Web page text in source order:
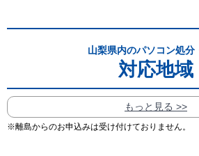
山梨県内のパソコン処分
対応地域
もっと見る >>
※離島からのお申込みは受け付けておりません。